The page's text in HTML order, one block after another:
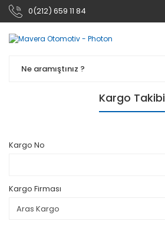
0(212) 659 11 84
Kargo Takibi
Kargo No
Kargo Firması